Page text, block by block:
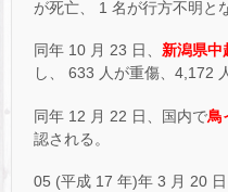
が死亡、 1 名が行方不明と
同年 10 月 23 日、 新潟県中
し、 633 人が重傷、4,172
同年 12 月 22 日、国内で鳥
認される。
05 (平成 17 年)年 3 月 20 日